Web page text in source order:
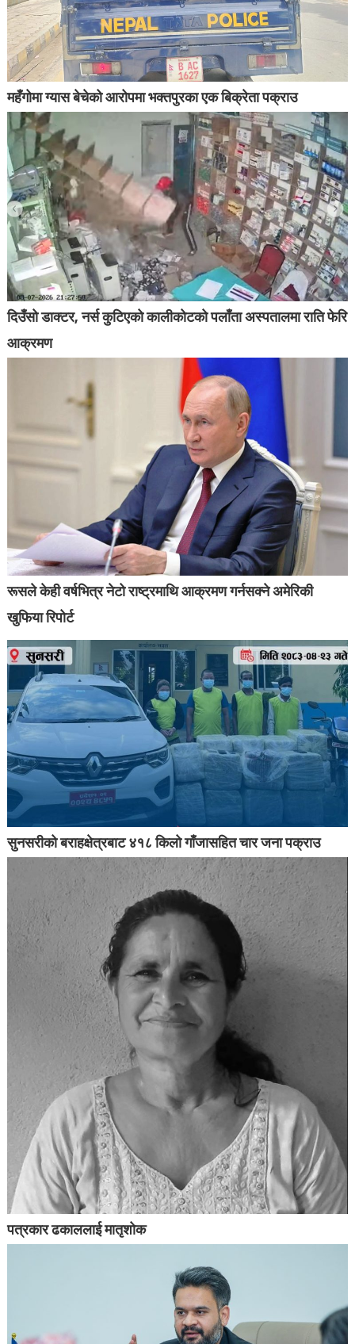
महँगोमा ग्यास बेचेको आरोपमा भक्तपुरका एक बिक्रेता पक्राउ
दिउँसो डाक्टर, नर्स कुटिएको कालीकोटको पलाँता अस्पतालमा राति फेरि
आक्रमण
रूसले केही वर्षभित्र नेटो राष्ट्रमाथि आक्रमण गर्नसक्ने अमेरिकी
खुफिया रिपोर्ट
सुनसरीको बराहक्षेत्रबाट ४१८ किलो गाँजासहित चार जना पक्राउ
पत्रकार ढकाललाई मातृशोक